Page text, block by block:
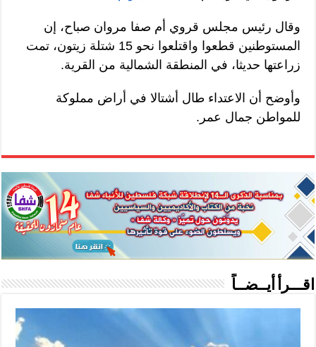
وقال رئيس مجلس قروي أم صفا مروان صباح، إن
المستوطنين قطعوا واقتلعوا نحو 15 شتلة زيتون، تمت
زراعتها حديثا، في المنطقة الشمالية من القرية.
وأوضح أن الاعتداء طال أشتالا في أراض مملوكة
للمواطن جمال عمر.
اقـــرأ أيــضــاً